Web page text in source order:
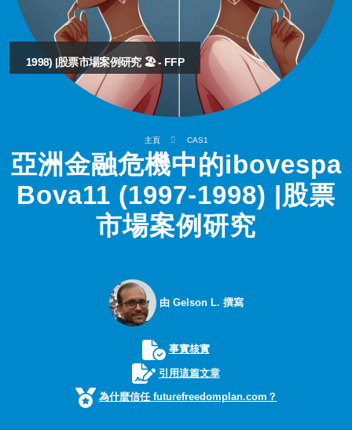
1998) |股票市場案例研究 🏖️ - FFP
主頁 CAS1
亞洲金融危機中的ibovespa
Bova11 (1997-1998) |股票
市場案例研究
由 Gelson L. 撰寫
事實核實
引用這篇文章
為什麼信任 futurefreedomplan.com？